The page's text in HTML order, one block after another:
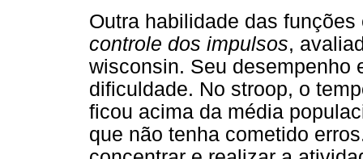
Outra habilidade das
controle dos impulsos,
wisconsin. Seu desempenho
dificuldade. No stroop, o
ficou acima da média
que não tenha cometido